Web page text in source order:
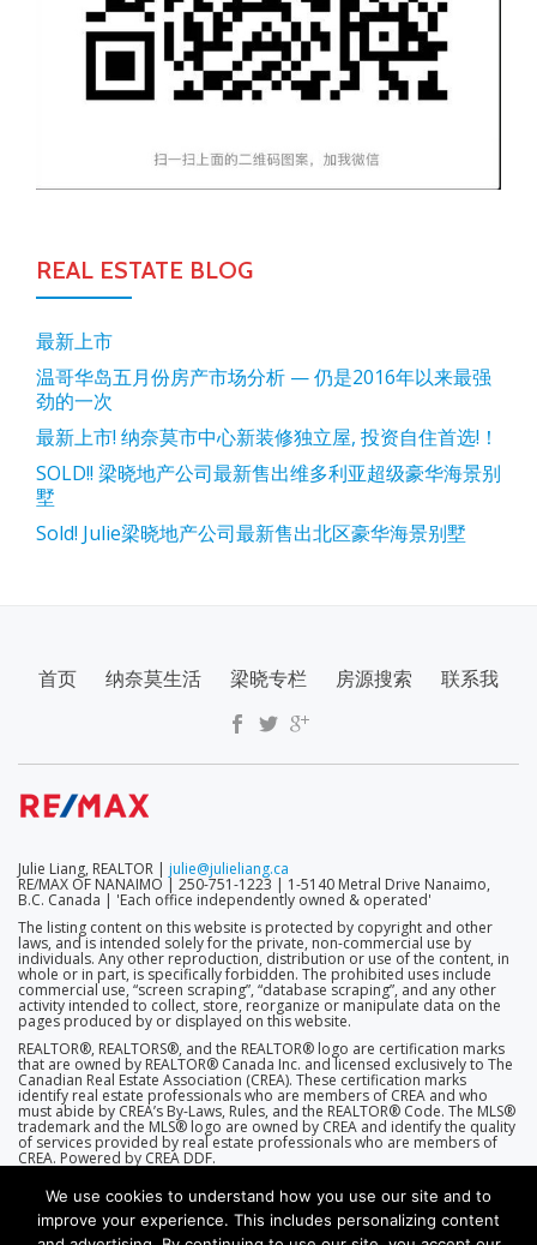
REAL ESTATE BLOG
最新上市
温哥华岛五月份房产市场分析 — 仍是2016年以来最强
劲的一次
最新上市! 纳奈莫市中心新装修独立屋, 投资自住首选!！
SOLD!! 梁晓地产公司最新售出维多利亚超级豪华海景别
墅
Sold! Julie梁晓地产公司最新售出北区豪华海景别墅
SECONDARY
MENU
首页 纳奈莫生活 梁晓专栏 房源搜索 联系我
Julie Liang, REALTOR | julie@julieliang.ca
RE/MAX OF NANAIMO | 250-751-1223 | 1-5140 Metral Drive Nanaimo,
B.C. Canada | 'Each office independently owned & operated'
The listing content on this website is protected by copyright and other
laws, and is intended solely for the private, non-commercial use by
individuals. Any other reproduction, distribution or use of the content, in
whole or in part, is specifically forbidden. The prohibited uses include
commercial use, “screen scraping”, “database scraping”, and any other
activity intended to collect, store, reorganize or manipulate data on the
pages produced by or displayed on this website.
REALTOR®, REALTORS®, and the REALTOR® logo are certification marks
that are owned by REALTOR® Canada Inc. and licensed exclusively to The
Canadian Real Estate Association (CREA). These certification marks
identify real estate professionals who are members of CREA and who
must abide by CREA’s By-Laws, Rules, and the REALTOR® Code. The MLS®
trademark and the MLS® logo are owned by CREA and identify the quality
of services provided by real estate professionals who are members of
CREA. Powered by CREA DDF.
We use cookies to understand how you use our site and to
improve your experience. This includes personalizing content